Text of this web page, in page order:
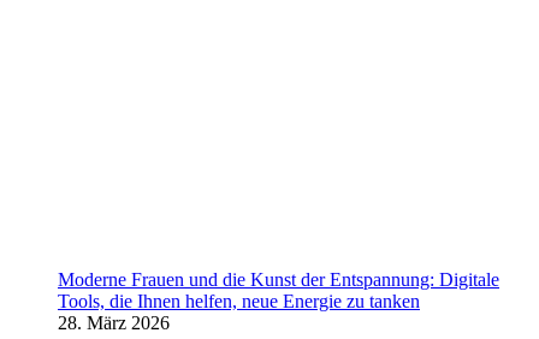
Moderne Frauen und die Kunst der Entspannung: Digitale
Tools, die Ihnen helfen, neue Energie zu tanken
28. März 2026